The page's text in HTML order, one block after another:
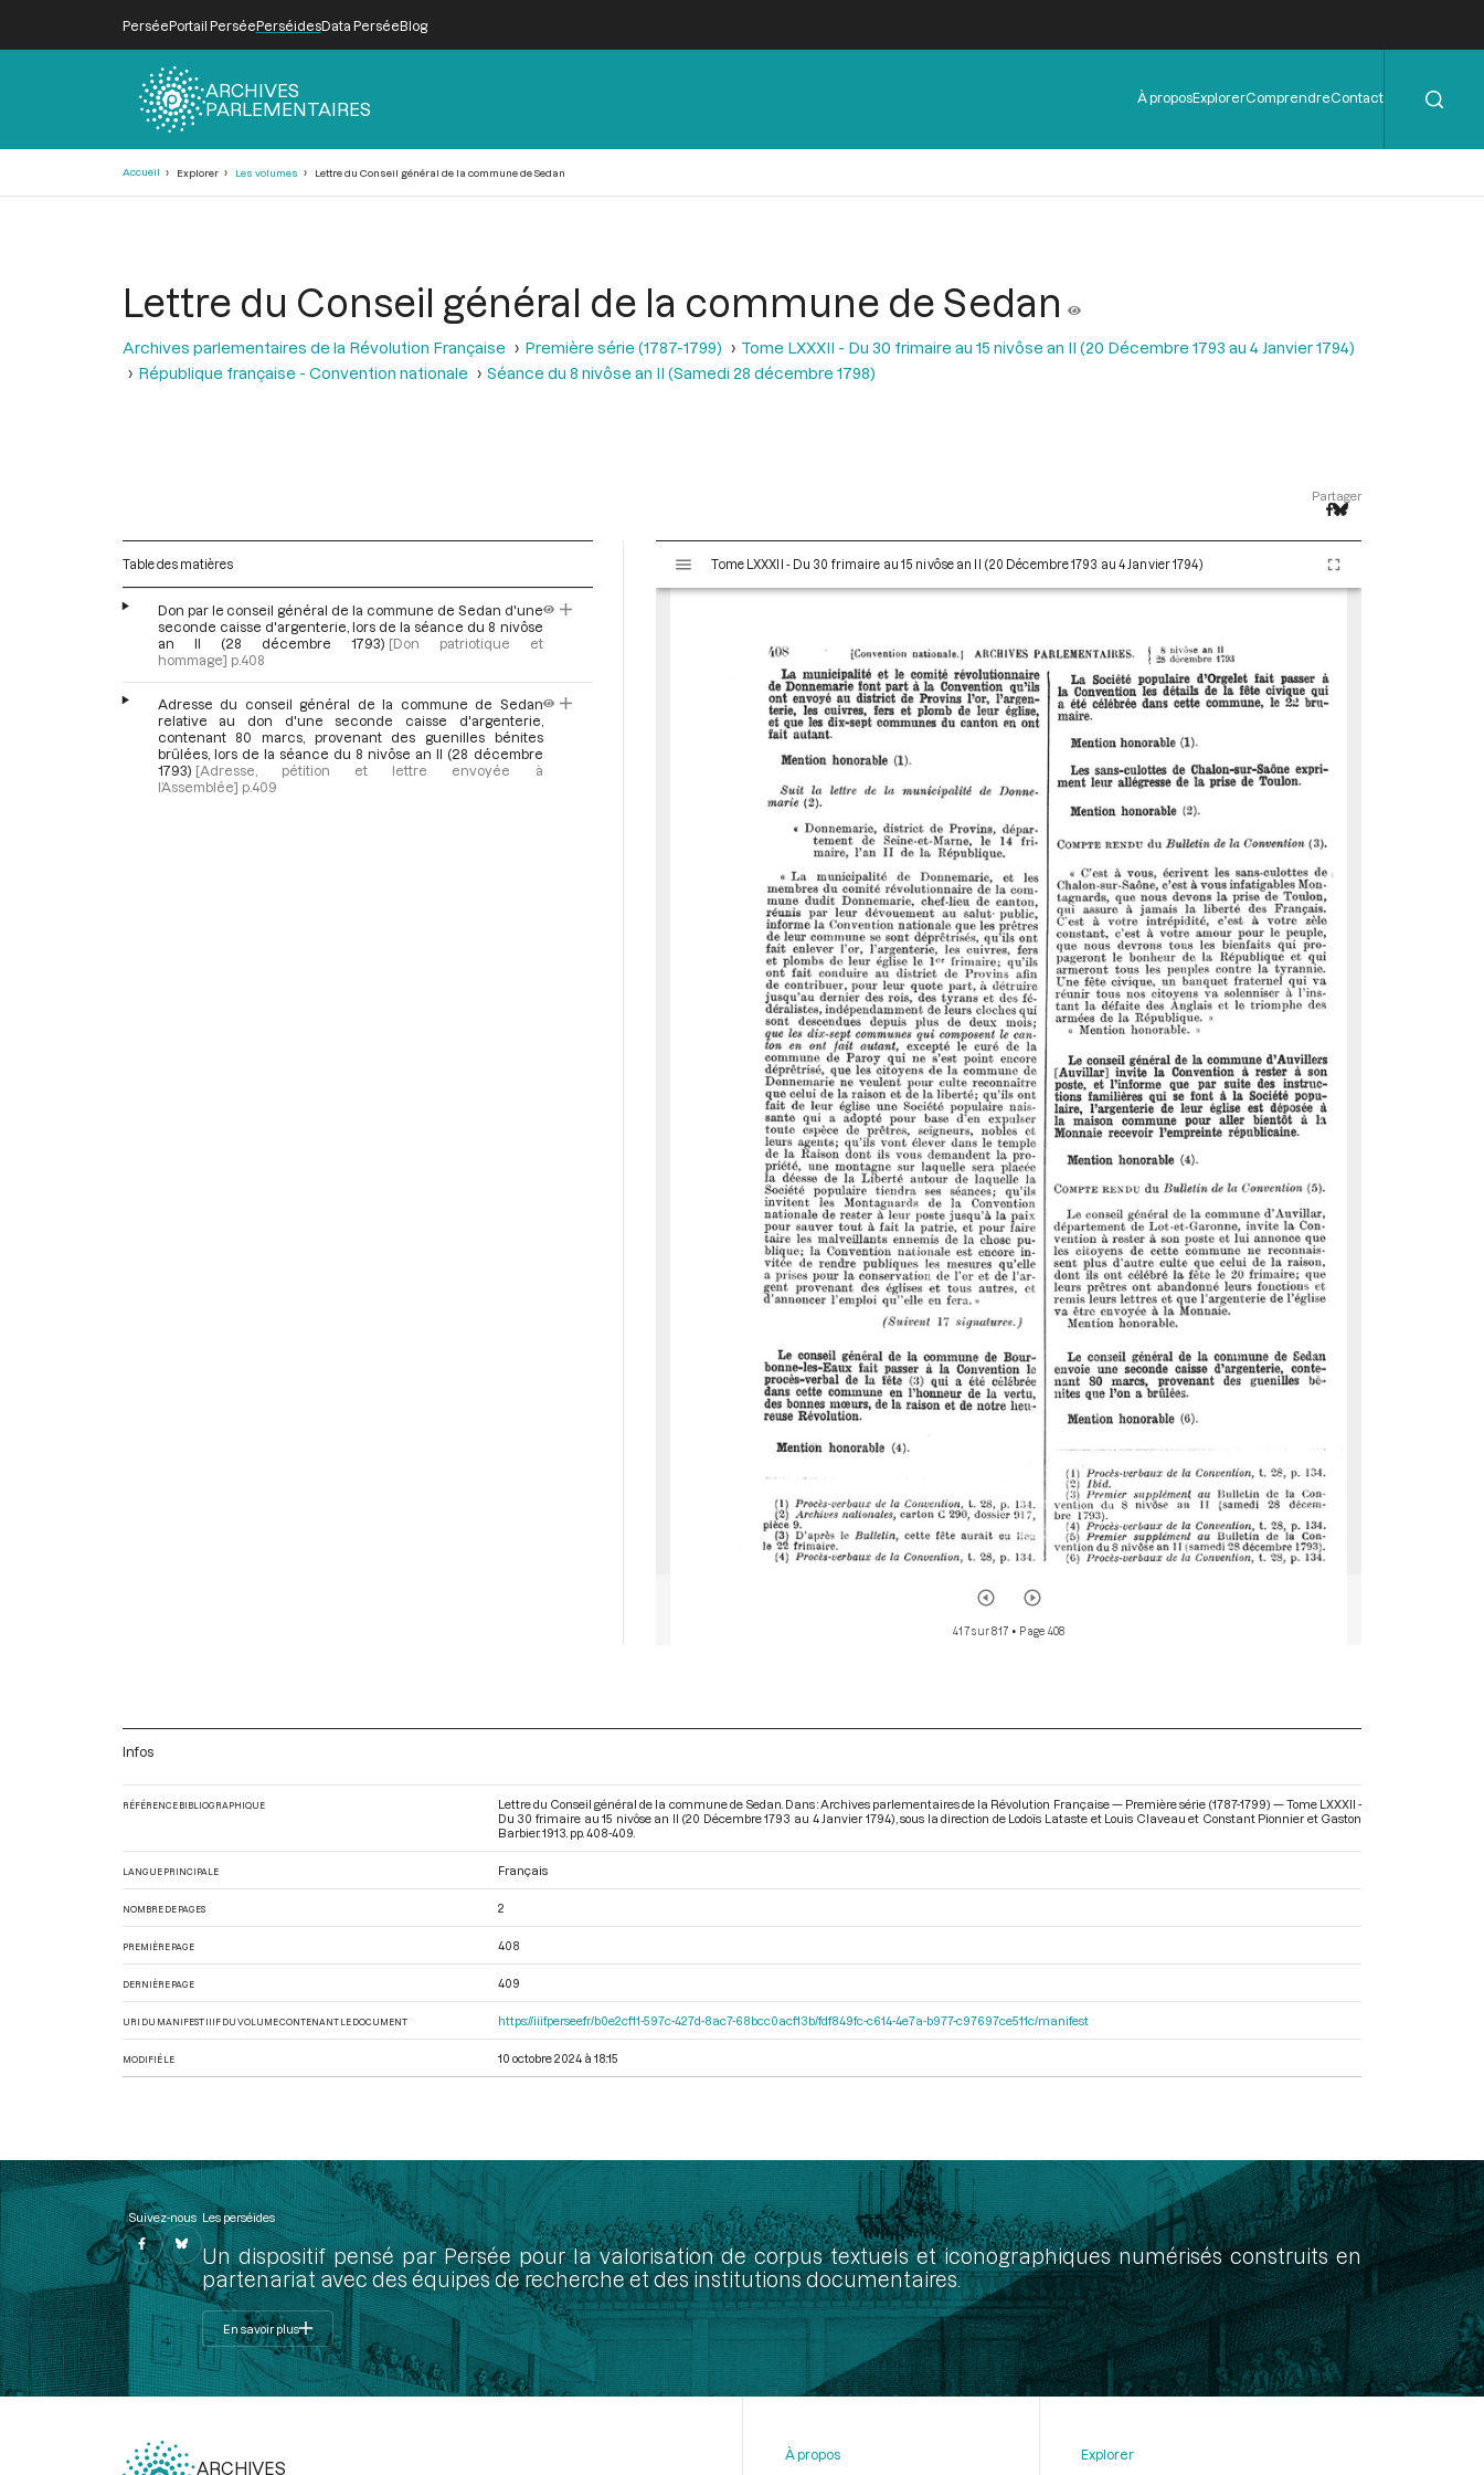
PerséePortail PerséePerséidesData PerséeBlog
ARCHIVES
PARLEMENTAIRES
Menu
de
À proposExplorerComprendreContact
Accueil Explorer Les volumes Lettre du Conseil général de la commune de Sedan
Lettre du Conseil général de la commune de Sedan
Archives parlementaires de la Révolution Française Première série (1787-1799)
Tome LXXXII - Du 30 frimaire au 15 nivôse an II (20 Décembre 1793 au 4 Janvier 1794)
République française - Convention nationale
Séance du 8 nivôse an II (Samedi 28 décembre 1798)
Partager
Table des matières
Don par le conseil général de la commune de Sedan d'une
seconde caisse d'argenterie, lors de la séance du 8 nivôse
an II (28 décembre 1793) [Don patriotique et
hommage] p.408
Adresse du conseil général de la commune de Sedan
relative au don d'une seconde caisse d'argenterie,
contenant 80 marcs, provenant des guenilles bénites
brûlées, lors de la séance du 8 nivôse an II (28 décembre
1793) [Adresse, pétition et lettre envoyée à
l’Assemblée] p.409
s
Tome LXXXII - Du 30 frimaire au 15 nivôse an II (20 Décembre 1793 au 4 Janvier 1794)
417 sur 817 • Page 408
Infos
RÉFÉRENCE BIBLIOGRAPHIQUE
Lettre du Conseil général de la commune de Sedan. Dans : Archives parlementaires de la Révolution Française — Première série (1787-1799) — Tome LXXXII -
Du 30 frimaire au 15 nivôse an II (20 Décembre 1793 au 4 Janvier 1794) , sous la direction de Lodoïs Lataste et Louis Claveau et Constant Pionnier et Gaston
Barbier. 1913. pp. 408-409.
LANGUE PRINCIPALE Français
NOMBRE DE PAGES 2
PREMIÈRE PAGE 408
DERNIÈRE PAGE 409
URI DU MANIFEST IIIF DU VOLUME CONTENANT LE DOCUMENT https://iiif.persee.fr/b0e2cf11-597c-427d-8ac7-68bcc0acf13b/fdf849fc-c614-4e7a-b977-c97697ce511c/manifest
MODIFIÉ LE 10 octobre 2024 à 18:15
Suivez-nous Les perséides
Un dispositif pensé par Persée pour la valorisation de corpus textuels et iconographiques numérisés construits en
partenariat avec des équipes de recherche et des institutions documentaires.
En savoir plus
ARCHIVES
À propos
Explorer